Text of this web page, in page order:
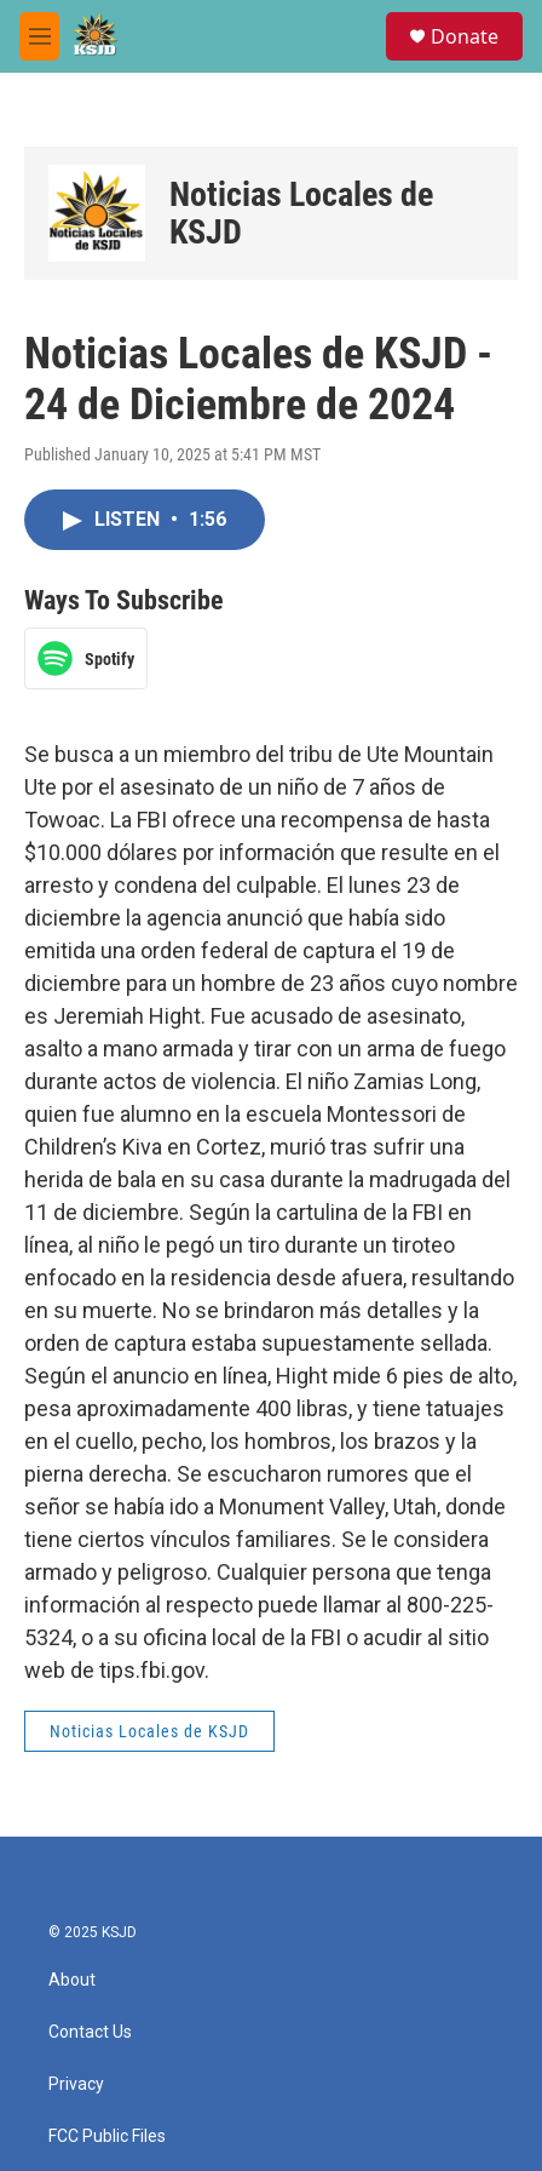
Skip to main content
M
e
Donate
Noticias Locales de
KSJD
Noticias Locales de KSJD -
24 de Diciembre de 2024
Published January 10, 2025 at 5:41 PM MST
LISTEN • 1:56
Ways To Subscribe
Spotify
Se busca a un miembro del tribu de Ute Mountain
Ute por el asesinato de un niño de 7 años de
Towoac. La FBI ofrece una recompensa de hasta
$10.000 dólares por información que resulte en el
arresto y condena del culpable. El lunes 23 de
diciembre la agencia anunció que había sido
emitida una orden federal de captura el 19 de
diciembre para un hombre de 23 años cuyo nombre
es Jeremiah Hight. Fue acusado de asesinato,
asalto a mano armada y tirar con un arma de fuego
durante actos de violencia. El niño Zamias Long,
quien fue alumno en la escuela Montessori de
Children’s Kiva en Cortez, murió tras sufrir una
herida de bala en su casa durante la madrugada del
11 de diciembre. Según la cartulina de la FBI en
línea, al niño le pegó un tiro durante un tiroteo
enfocado en la residencia desde afuera, resultando
en su muerte. No se brindaron más detalles y la
orden de captura estaba supuestamente sellada.
Según el anuncio en línea, Hight mide 6 pies de alto,
pesa aproximadamente 400 libras, y tiene tatuajes
en el cuello, pecho, los hombros, los brazos y la
pierna derecha. Se escucharon rumores que el
señor se había ido a Monument Valley, Utah, donde
tiene ciertos vínculos familiares. Se le considera
armado y peligroso. Cualquier persona que tenga
información al respecto puede llamar al 800-225-
5324, o a su oficina local de la FBI o acudir al sitio
web de tips.fbi.gov.
Noticias Locales de KSJD
© 2025 KSJD
About
Contact Us
Privacy
FCC Public Files